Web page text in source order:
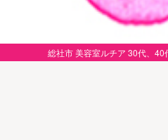
総社市 美容室ルチア 30代、40